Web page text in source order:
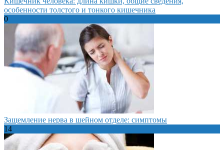
особенности толстого и тонкого кишечника
0
Защемление нерва в шейном отделе: симптомы
14